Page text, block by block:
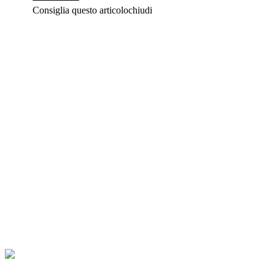
Consiglia questo articolochiudi